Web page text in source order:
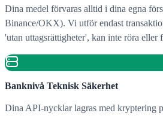
Dina medel förvaras alltid i dina egna
Binance/OKX). Vi utför endast
'utan uttagsrättigheter', kan inte röra eller
Banknivå Teknisk Säkerhet
Dina API-nycklar lagras med kryptering